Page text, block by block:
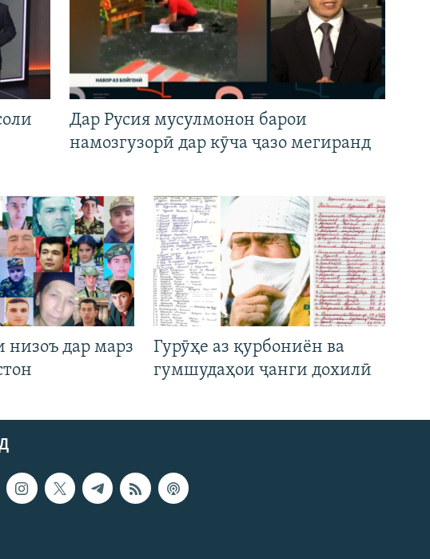
Дар Русия мусулмонон барои
намозгузорӣ дар кӯча ҷазо мегиранд
низоъ дар марз
Гурӯҳе аз қурбониён ва
гумшудаҳои ҷанги дохилӣ